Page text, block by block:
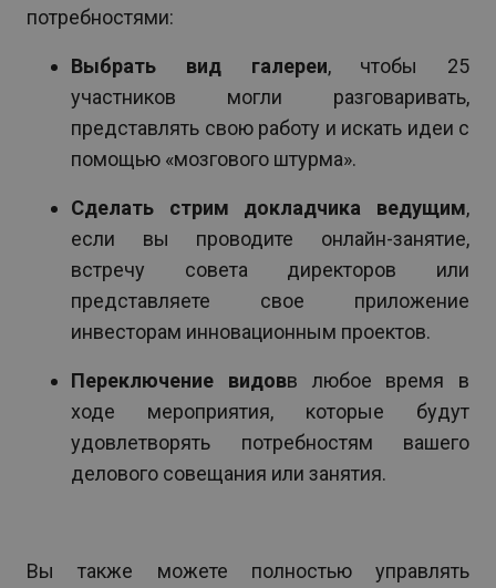
потребностями:
Выбрать вид галереи, чтобы 25
участников могли разговаривать,
представлять свою работу и искать идеи с
помощью «мозгового штурма».
Сделать стрим докладчика ведущим,
если вы проводите онлайн-занятие,
встречу совета директоров или
представляете свое приложение
инвесторам инновационным проектов.
Переключение видовв любое время в
ходе мероприятия, которые будут
удовлетворять потребностям вашего
делового совещания или занятия.
Вы также можете полностью управлять